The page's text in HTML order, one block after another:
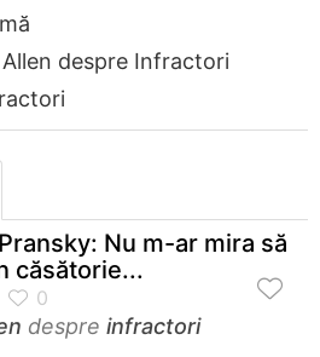
despre Infractori
Nu m-ar mira să
căsătorie...
despre infractori